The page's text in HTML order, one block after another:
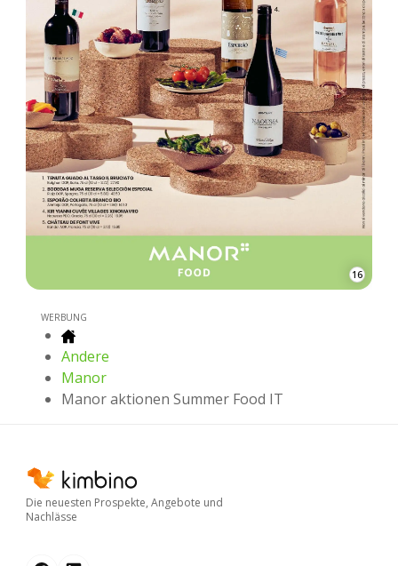
16
WERBUNG
Andere
Manor
Manor aktionen Summer Food IT
Die neuesten Prospekte, Angebote und
Nachlässe